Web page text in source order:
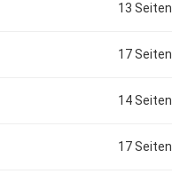
13 Seiten
17 Seiten
14 Seiten
17 Seiten